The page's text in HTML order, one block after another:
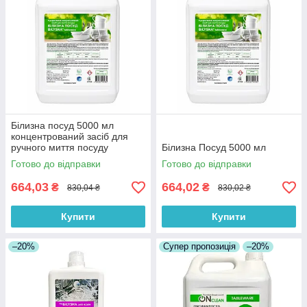
Білизна посуд 5000 мл
концентрований засіб для
ручного миття посуду
Готово до відправки
664,03 ₴ 830,04 ₴
Купити
Білизна Посуд 5000 мл
Готово до відправки
664,02 ₴ 830,02 ₴
Купити
–20% Супер пропозиція –20%